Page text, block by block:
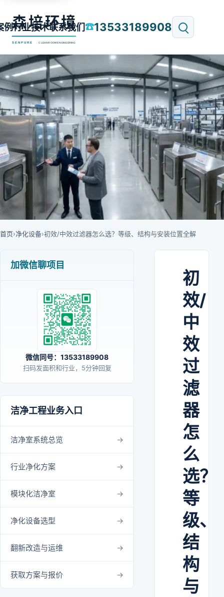
例行业技术联系我们☎13533189908
首页›净化设备›初效/中效过滤器怎么选？等级、结构与安装位置全解
加微信聊项目
微信同号：13533189908
扫码发面积和行业，5分钟回复
洁净工程业务入口
洁净室系统总览
行业净化方案
模块化洁净室
净化设备选型
翻新改造与运维
获取方案与报价
初
效/
中
效
过
滤
器
怎
么
选？
等
级、
结
构
与